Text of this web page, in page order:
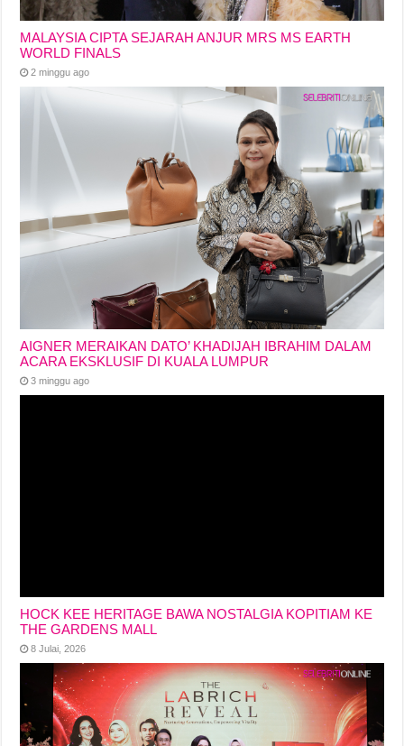
MALAYSIA CIPTA SEJARAH ANJUR MRS MS EARTH
WORLD FINALS
2 minggu ago
AIGNER MERAIKAN DATO’ KHADIJAH IBRAHIM DALAM
ACARA EKSKLUSIF DI KUALA LUMPUR
3 minggu ago
HOCK KEE HERITAGE BAWA NOSTALGIA KOPITIAM KE
THE GARDENS MALL
8 Julai, 2026